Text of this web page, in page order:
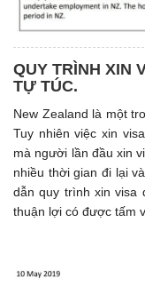
QUY TRÌNH XIN
TỰ TÚC.
New Zealand là một
Tuy nhiên việc xin
mà người lần đầu xin
nhiều thời gian đi lại
dẫn quy trình xin visa
thuận lợi có được tấm